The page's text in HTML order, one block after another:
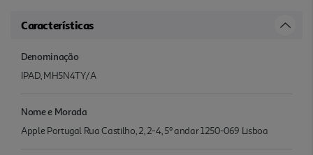
Características
Denominação
IPAD, MH5N4TY/A
Nome e Morada
Apple Portugal Rua Castilho, 2, 2-4, 5º andar 1250-069 Lisboa